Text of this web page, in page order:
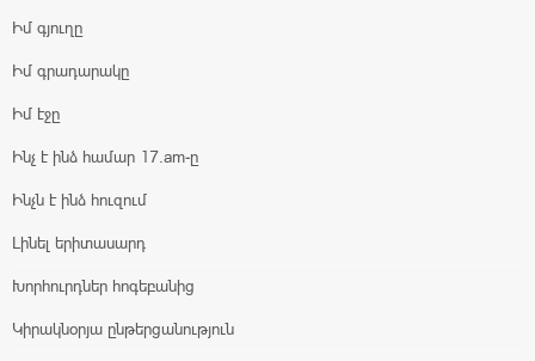
Իմ գյուղը
Իմ գրադարակը
Իմ էջը
Ինչ է ինձ համար 17.am-ը
Ինչն է ինձ հուզում
Լինել երիտասարդ
Խորհուրդներ հոգեբանից
Կիրակնօրյա ընթերցանություն